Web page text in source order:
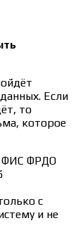
Если
то
которое
ФИС ФРДО
с
и не